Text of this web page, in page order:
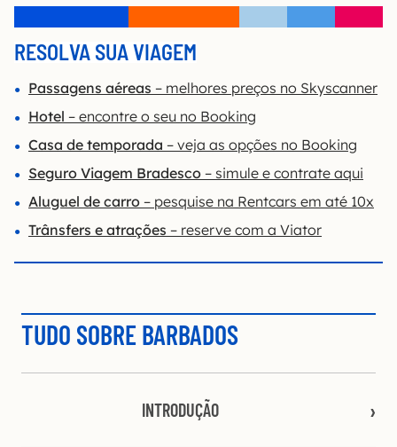
RESOLVA SUA VIAGEM
Passagens aéreas – melhores preços no Skyscanner
Hotel – encontre o seu no Booking
Casa de temporada – veja as opções no Booking
Seguro Viagem Bradesco – simule e contrate aqui
Aluguel de carro – pesquise na Rentcars em até 10x
Trânsfers e atrações – reserve com a Viator
TUDO SOBRE BARBADOS
INTRODUÇÃO